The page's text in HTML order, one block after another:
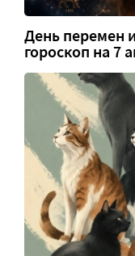
День перемен
гороскоп на 7